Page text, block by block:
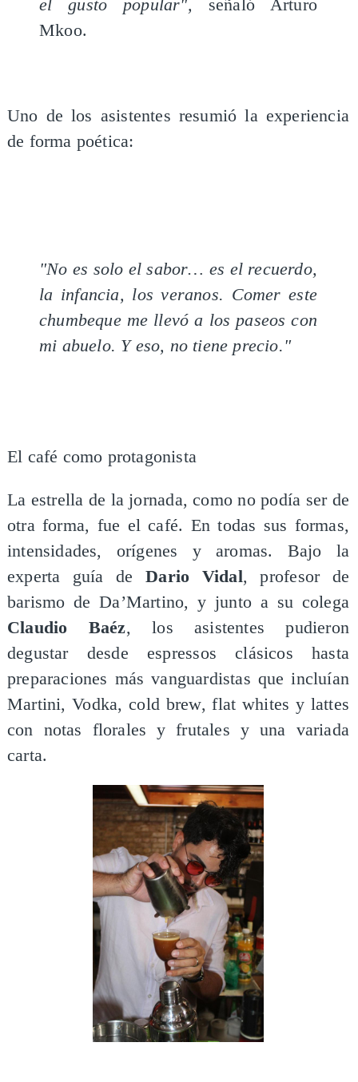
el gusto popular", señaló Arturo
Mkoo.
Uno de los asistentes resumió la experiencia
de forma poética:
"No es solo el sabor… es el recuerdo,
la infancia, los veranos. Comer este
chumbeque me llevó a los paseos con
mi abuelo. Y eso, no tiene precio."
El café como protagonista
La estrella de la jornada, como no podía ser de
otra forma, fue el café. En todas sus formas,
intensidades, orígenes y aromas. Bajo la
experta guía deDario Vidal, profesor de
barismo de Da’Martino, y junto a su colega
Claudio Baéz, los asistentes pudieron
degustar desde espressos clásicos hasta
preparaciones más vanguardistas que incluían
Martini, Vodka, cold brew, flat whites y lattes
con notas florales y frutales y una variada
carta.